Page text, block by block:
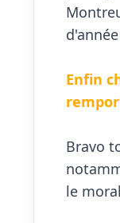
d'année
Enfin
Bravo
le